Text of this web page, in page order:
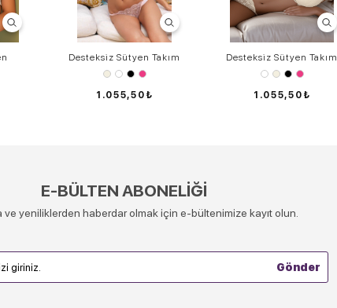
Desteksiz Sütyen Takım
1.055,50₺
Desteksiz Sütyen Takım
1.055,50₺
E-BÜLTEN ABONELİĞİ
ve yeniliklerden haberdar olmak için e-bültenimize kayıt olun.